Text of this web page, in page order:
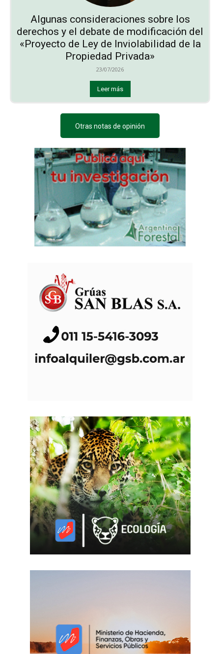
Algunas consideraciones sobre los
derechos y el debate de modificación del
«Proyecto de Ley de Inviolabilidad de la
Propiedad Privada»
23/07/2026
Leer más
Otras notas de opinión